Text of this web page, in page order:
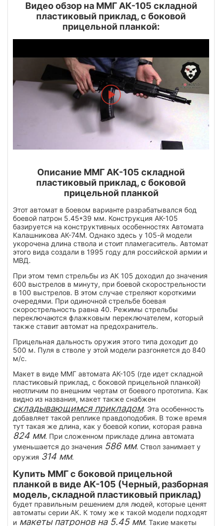
Видео обзор на ММГ АК-105 складной
пластиковый приклад, с боковой
прицельной планкой:
Описание ММГ АК-105 складной
пластиковый приклад, с боковой
прицельной планкой
Этот автомат в боевом варианте разрабатывался бод
боевой патрон 5.45*39 мм. Конструкция АК-105
базируется на конструктивных особенностях Автомата
Калашникова АК-74М. Однако здесь у 105-й модели
укорочена длина ствола и стоит пламегаситель. Автомат
этого вида создали в 1995 году для российской армии и
МВД.
При этом темп стрельбы из АК 105 доходил до значения
600 выстрелов в минуту, при боевой скорострельности
в 100 выстрелов. В этом случае стреляют короткими
очередями. При одиночной стрельбе боевая
скорострельность равна 40. Режимы стрельбы
переключаются флажковым переключателем, который
также ставит автомат на предохранитель.
Прицельная дальность оружия этого типа доходит до
500 м. Пуля в стволе у этой модели разгоняется до 840
м/с.
Макет в виде ММГ автомата АК-105 (где идет складной
пластиковый приклад, с боковой прицельной планкой)
неотличим по внешним чертам от боевого прототипа. Как
видно из названия, макет также снабжен
складывающимся прикладом. Эта особенность
добавляет такой реплике правдоподобия. В тоже время
тут такая же длина, как у боевой копии, которая равна
824 мм. При сложенном прикладе длина автомата
уменьшается до значения 586 мм. Ствол занимает у
оружия 314 мм.
Купить ММГ с боковой прицельной
планкой в виде АК-105 (Черный, разборная
модель, складной пластиковый приклад)
будет правильным решением для людей, которые ценят
автоматы серии АК. К тому же к такой модели подходят
и макеты патронов на 5.45 мм. Такие макеты